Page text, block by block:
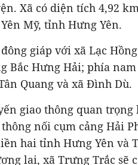
Xã có diện tích 4,92
Mỹ, tỉnh Hưng Yên.
giáp với xã Lạc
Bắc Hưng Hải; phía
Quang và xã Đình Dù.
giao thông quan
nối cụm cảng Hải
hai tỉnh Hưng Yên và
lai, xã Trưng Trắc sẽ